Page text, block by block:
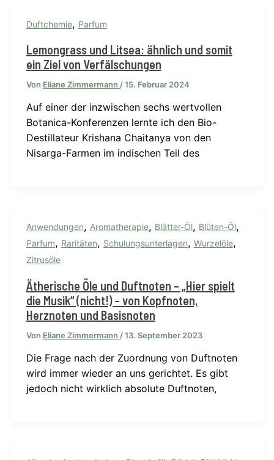
Duftchemie, Parfum
Lemongrass und Litsea: ähnlich und somit
ein Ziel von Verfälschungen
Von Eliane Zimmermann /15. Februar 2024
Auf einer der inzwischen sechs wertvollen
Botanica-Konferenzen lernte ich den Bio-
Destillateur Krishana Chaitanya von den
Nisarga-Farmen im indischen Teil des
Anwendungen, Aromatherapie, Blätter-Öl, Blüten-Öl,
Parfum, Raritäten, Schulungsunterlagen, Wurzelöle,
Zitrusöle
Ätherische Öle und Duftnoten – „Hier spielt
die Musik“ (nicht!) – von Kopfnoten,
Herznoten und Basisnoten
Von Eliane Zimmermann /13. September 2023
Die Frage nach der Zuordnung von Duftnoten
wird immer wieder an uns gerichtet. Es gibt
jedoch nicht wirklich absolute Duftnoten,